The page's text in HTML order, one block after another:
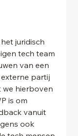
juridisch
tech team
van een
partij
we hierboven
is om
vanuit
ook